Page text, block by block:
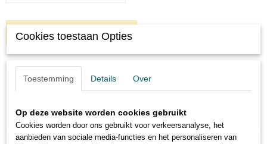
IN WINKELWAGEN
Omschrijving
Houten schroefspanner, alleen in de lengte verstelbaar.
Cookies toestaan Opties
Toestemming Details Over
Op deze website worden cookies gebruikt
Cookies worden door ons gebruikt voor verkeersanalyse, het
aanbieden van sociale media-functies en het personaliseren van